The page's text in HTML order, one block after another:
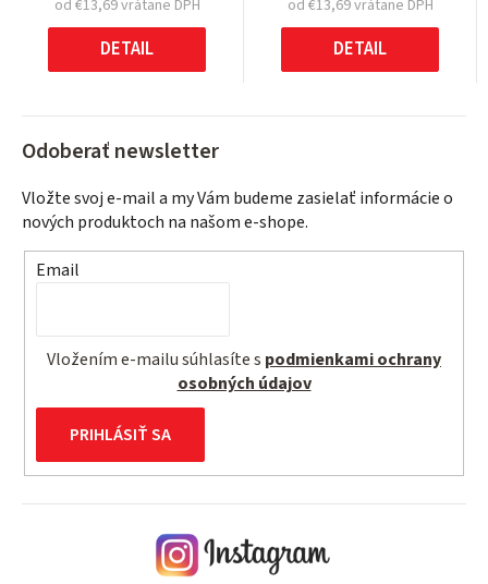
od €13,69vrátane DPH
Jednotková
cena:
DETAIL
od €13,69vrátane DPH
Jednotková
cena:
DETAIL
Odoberať newsletter
Vložte svoj e-mail a my Vám budeme zasielať informácie o
nových produktoch na našom e-shope.
Email
Vložením e-mailu súhlasíte s podmienkami ochrany
osobných údajov
PRIHLÁSIŤ SA